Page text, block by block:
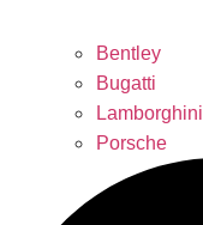
Bentley
Bugatti
Lamborghini
Porsche